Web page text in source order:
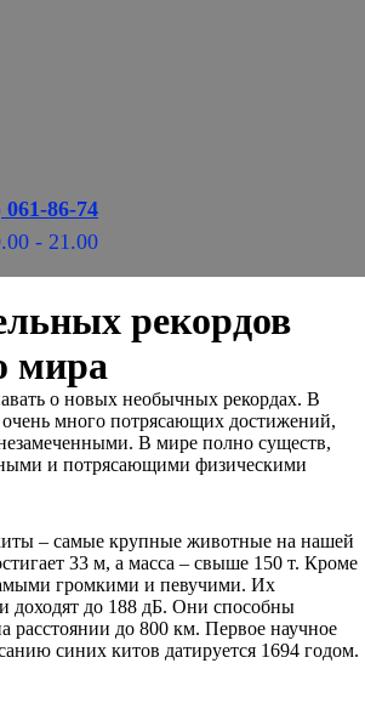
061-86-74
- 21.00
рекордов
мира
о новых необычных рекордах. В
много потрясающих достижений,
В мире полно существ,
и потрясающими физическими
– самые крупные животные на нашей
33 м, а масса – свыше 150 т. Кроме
громкими и певучими. Их
доходят до 188 дБ. Они способны
расстоянии до 800 км. Первое научное
синих китов датируется 1694 годом.